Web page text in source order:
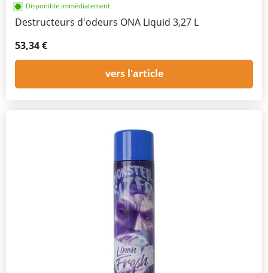
Disponible immédiatement
Destructeurs d'odeurs ONA Liquid 3,27 L
53,34 €
vers l'article